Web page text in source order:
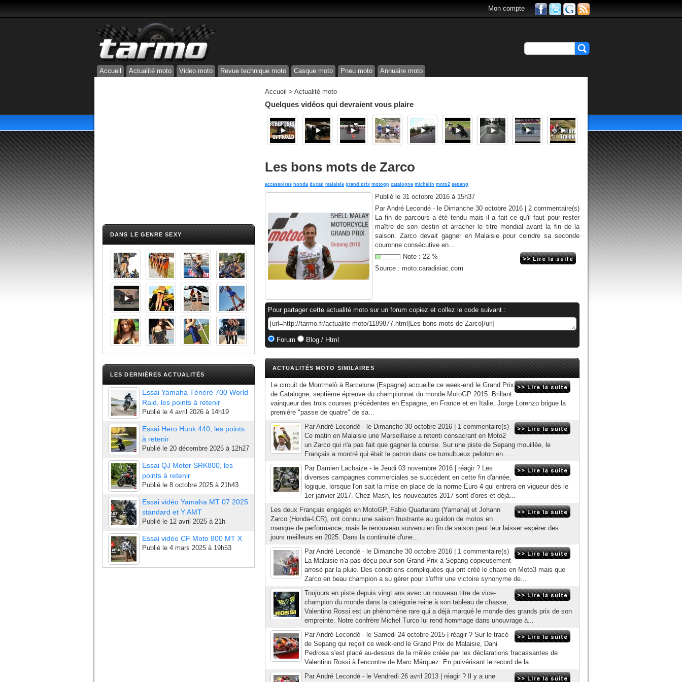
Mon compte
Accueil Actualité moto Video moto Revue technique moto Casque moto Pneu moto Annuaire moto
DANS LE GENRE SEXY
LES DERNIÈRES ACTUALITÉS
Essai Yamaha Ténéré 700 World
Raid, les points à retenir
Publié le 4 avril 2026 à 14h19
Essai Hero Hunk 440, les points
à retenir
Publié le 20 décembre 2025 à 12h27
Essai QJ Motor SRK800, les
points à retenir
Publié le 8 octobre 2025 à 21h43
Essai vidéo Yamaha MT 07 2025
standard et Y AMT
Publié le 12 avril 2025 à 21h
Essai vidéo CF Moto 800 MT X
Publié le 4 mars 2025 à 19h53
Accueil > Actualité moto
Quelques vidéos qui devraient vous plaire
Les bons mots de Zarco
accessoires honda ducati malaisie grand prix motogp catalogne michelin moto2 sepang
Publié le 31 octobre 2016 à 15h37
Par André Lecondé - le Dimanche 30 octobre 2016 | 2 commentaire(s)
La fin de parcours a été tendu mais il a fait ce qu'il faut pour rester
maître de son destin et arracher le titre mondial avant la fin de la
saison. Zarco devait gagner en Malaisie pour ceindre sa seconde
couronne consécutive en...
Note : 22 %
Source : moto.caradisiac.com
Pour partager cette actualité moto sur un forum copiez et collez le code suivant :
Forum Blog / Html
ACTUALITÉS MOTO SIMILAIRES
Le circuit de Montmelò à Barcelone (Espagne) accueille ce week-end le Grand Prix
de Catalogne, septième épreuve du championnat du monde MotoGP 2015. Brillant
vainqueur des trois courses précédentes en Espagne, en France et en Italie, Jorge Lorenzo brigue la
première "passe de quatre" de sa...
Par André Lecondé - le Dimanche 30 octobre 2016 | 1 commentaire(s)
Ce matin en Malaisie une Marseillaise a retenti consacrant en Moto2
un Zarco qui n'a pas fait que gagner la course. Sur une piste de Sepang mouillée, le
Français a montré qui était le patron dans ce tumultueux peloton en...
Par Damien Lachaize - le Jeudi 03 novembre 2016 | réagir ? Les
diverses campagnes commerciales se succèdent en cette fin d'année,
logique, lorsque l'on sait la mise en place de la norme Euro 4 qui entrera en vigueur dès le
1er janvier 2017. Chez Mash, les nouveautés 2017 sont d'ores et déjà...
Les deux Français engagés en MotoGP, Fabio Quartararo (Yamaha) et Johann
Zarco (Honda-LCR), ont connu une saison frustrante au guidon de motos en
manque de performance, mais le renouveau survenu en fin de saison peut leur laisser espérer des
jours meilleurs en 2025. Dans la continuité d'une...
Par André Lecondé - le Dimanche 30 octobre 2016 | 1 commentaire(s)
La Malaisie n'a pas déçu pour son Grand Prix à Sepang copieusement
arrosé par la pluie. Des conditions compliquées qui ont créé le chaos en Moto3 mais que
Zarco en beau champion a su gérer pour s'offrir une victoire synonyme de...
Toujours en piste depuis vingt ans avec un nouveau titre de vice-
champion du monde dans la catégorie reine à son tableau de chasse,
Valentino Rossi est un phénomène rare qui a déjà marqué le monde des grands prix de son
empreinte. Notre confrère Michel Turco lui rend hommage dans unouvrage à...
Par André Lecondé - le Samedi 24 octobre 2015 | réagir ? Sur le tracé
de Sepang qui reçoit ce week-end le Grand Prix de Malaisie, Dani
Pedrosa s'est placé au-dessus de la mêlée créée par les déclarations fracassantes de
Valentino Rossi à l'encontre de Marc Márquez. En pulvérisant le record de la...
Par André Lecondé - le Vendredi 26 avril 2013 | réagir ? Il y a une